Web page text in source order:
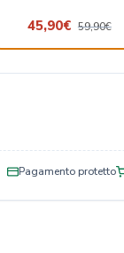
45,90€ 59,90€
Pagamento protetto